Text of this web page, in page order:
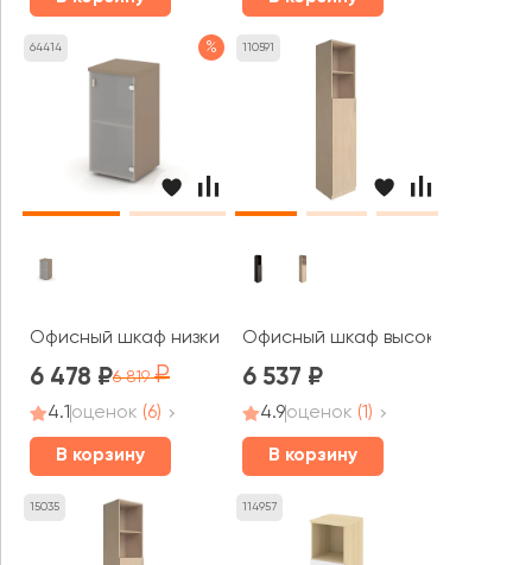
64414 %
Офисный шкаф низкий узкий правый (1 низкий фасад
6 478 6 819
4.1 оценок (6)
В корзину
110591
Офисный шкаф высокий узкий
6 537
4.9оценок (1)
В корзину
15035 114957